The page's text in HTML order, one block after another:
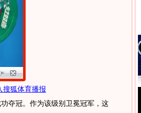
搜狐体育播报
夺冠。作为该级别卫冕冠军，这